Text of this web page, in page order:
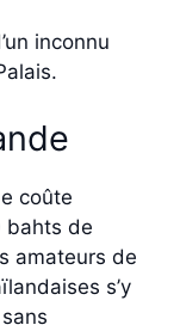
inconnu
coûte
bahts de
amateurs de
s’y